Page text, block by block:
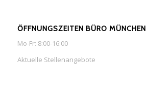
ÖFFNUNGSZEITEN BÜRO MÜNCHEN
Mo-Fr: 8:00-16:00
Aktuelle Stellenangebote